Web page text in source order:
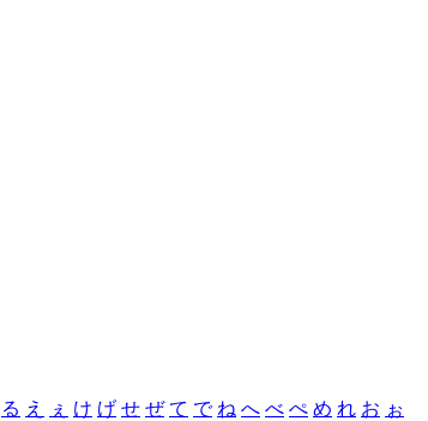
る え ぇ け げ せ ぜ て で ね へ べ ぺ め れ お ぉ